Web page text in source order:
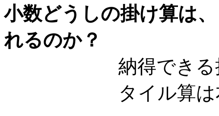
小数どうしの掛け算は
れるのか？
納得できる授業
タイル算は本当